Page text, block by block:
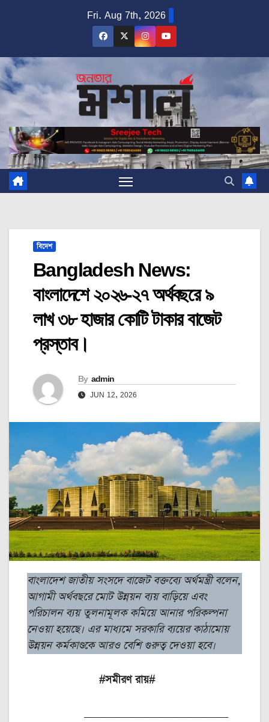
Fri. Aug 7th, 2026
বিদেশ
Bangladesh News:
বাংলাদেশে ২০২৬-২৭ অর্থবছরে ৯
লাখ ৩৮ হাজার কোটি টাকার বাজেট
প্রস্তাব।
By admin
JUN 12, 2026
বাংলাদেশ জাতীয় সংসদে বাজেট বক্তব্যে অর্থমন্ত্রী বলেন,
আগামী অর্থবছরে মোট উন্নয়ন ব্যয় বাড়িয়ে এবং
পরিচালন ব্যয় তুলনামূলক কমিয়ে আনার পরিকল্পনা
নেওয়া হয়েছে। এর মাধ্যমে সরকারি ব্যয়ের কাঠামোয়
উন্নয়ন কর্মকাণ্ডকে আরও বেশি গুরুত্ব দেওয়া হবে।
#সমীরণ রায়#
____________________